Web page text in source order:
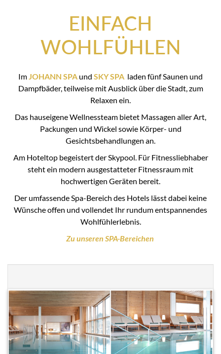
EINFACH
WOHLFÜHLEN
Im JOHANN SPA und SKY SPA laden fünf Saunen und
Dampfbäder, teilweise mit Ausblick über die Stadt, zum
Relaxen ein.
Das hauseigene Wellnessteam bietet Massagen aller Art,
Packungen und Wickel sowie Körper- und
Gesichtsbehandlungen an.
Am Hoteltop begeistert der Skypool. Für Fitnessliebhaber
steht ein modern ausgestatteter Fitnessraum mit
hochwertigen Geräten bereit.
Der umfassende Spa-Bereich des Hotels lässt dabei keine
Wünsche offen und vollendet Ihr rundum entspannendes
Wohlfühlerlebnis.
Zu unseren SPA-Bereichen